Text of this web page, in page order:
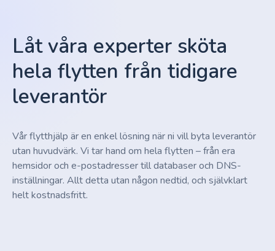
Låt våra experter sköta
hela flytten från tidigare
leverantör
Vår flytthjälp är en enkel lösning när ni vill byta leverantör
utan huvudvärk. Vi tar hand om hela flytten – från era
hemsidor och e-postadresser till databaser och DNS-
inställningar. Allt detta utan någon nedtid, och självklart
helt kostnadsfritt.